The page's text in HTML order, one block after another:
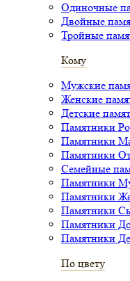
Одиночные
Двойные
Тройные
Кому
Мужские
Женские
Детские
Памятники
Памятники
Памятники
Семейные
Памятники
Памятники
Памятники
Памятники
Памятники
По цвету